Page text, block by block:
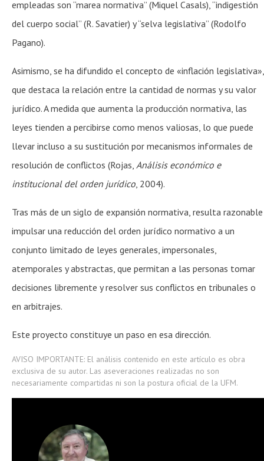
empleadas son “marea normativa” (Miquel Casals), “indigestión
del cuerpo social” (R. Savatier) y “selva legislativa” (Rodolfo
Pagano).
Asimismo, se ha difundido el concepto de «inflación legislativa»,
que destaca la relación entre la cantidad de normas y su valor
jurídico. A medida que aumenta la producción normativa, las
leyes tienden a percibirse como menos valiosas, lo que puede
llevar incluso a su sustitución por mecanismos informales de
resolución de conflictos (Rojas, Análisis económico e
institucional del orden jurídico, 2004).
Tras más de un siglo de expansión normativa, resulta razonable
impulsar una reducción del orden jurídico normativo a un
conjunto limitado de leyes generales, impersonales,
atemporales y abstractas, que permitan a las personas tomar
decisiones libremente y resolver sus conflictos en tribunales o
en arbitrajes.
Este proyecto constituye un paso en esa dirección.
AVISO IMPORTANTE: El análisis contenido en este artículo es obra
exclusiva de su autor. Las aseveraciones realizadas no son
necesariamente compartidas ni son la postura oficial de la UFM.